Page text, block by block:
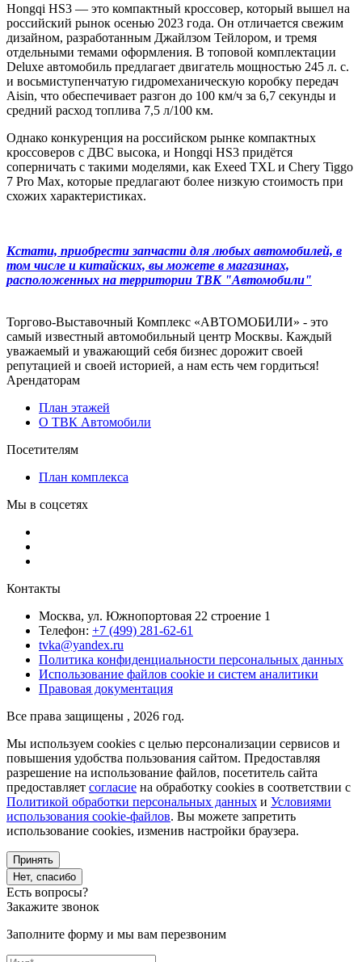
Hongqi HS3 — это компактный кроссовер, который вышел на
российский рынок осенью 2023 года. Он отличается свежим
дизайном, разработанным Джайлзом Тейлором, и тремя
отдельными темами оформления. В топовой комплектации
Deluxe автомобиль предлагает двигатель мощностью 245 л. с.
и восьмиступенчатую гидромеханическую коробку передач
Aisin, что обеспечивает разгон до 100 км/ч за 6,7 секунды и
средний расход топлива 7,5 л/100 км.
Однако конкуренция на российском рынке компактных
кроссоверов с ДВС высока, и Hongqi HS3 придётся
соперничать с такими моделями, как Exeed TXL и Chery Tiggo
7 Pro Max, которые предлагают более низкую стоимость при
схожих характеристиках.
Кстати, приобрести запчасти для любых автомобилей, в
том числе и китайских, вы можете в магазинах,
расположенных на территории ТВК "Автомобили"
Торгово-Выставочный Комплекс «АВТОМОБИЛИ» - это
самый известный автомобильный центр Москвы. Каждый
уважаемый и уважающий себя бизнес дорожит своей
репутацией и своей историей, а нам есть чем гордиться!
Арендаторам
План этажей
О ТВК Автомобили
Посетителям
План комплекса
Мы в соцсетях
Контакты
Москва, ул. Южнопортовая 22 строение 1
Телефон: +7 (499) 281-62-61
tvka@yandex.ru
Политика конфиденциальности персональных данных
Использование файлов cookie и систем аналитики
Правовая документация
Все права защищены , 2026 год.
Мы используем cookies с целью персонализации сервисов и
повышения удобства пользования сайтом. Предоставляя
разрешение на использование файлов, посетитель сайта
предоставляет согласие на обработку cookies в соответствии с
Политикой обработки персональных данных и Условиями
использования cookie-файлов. Вы можете запретить
использование cookies, изменив настройки браузера.
Принять
Нет, спасибо
Есть вопросы?
Закажите звонок
Заполните форму и мы вам перезвоним